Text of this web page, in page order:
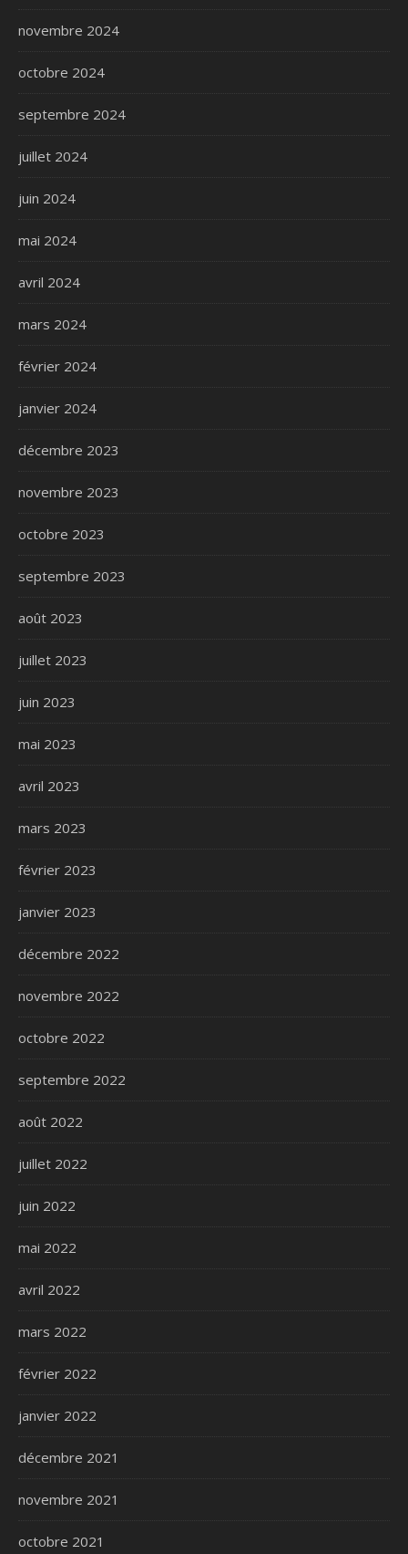
novembre 2024
octobre 2024
septembre 2024
juillet 2024
juin 2024
mai 2024
avril 2024
mars 2024
février 2024
janvier 2024
décembre 2023
novembre 2023
octobre 2023
septembre 2023
août 2023
juillet 2023
juin 2023
mai 2023
avril 2023
mars 2023
février 2023
janvier 2023
décembre 2022
novembre 2022
octobre 2022
septembre 2022
août 2022
juillet 2022
juin 2022
mai 2022
avril 2022
mars 2022
février 2022
janvier 2022
décembre 2021
novembre 2021
octobre 2021